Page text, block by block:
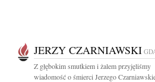
JERZY CZARNIAWSKI
Z głębokim smutkiem i żalem przyjęliśmy
wiadomość o śmierci Jerzego